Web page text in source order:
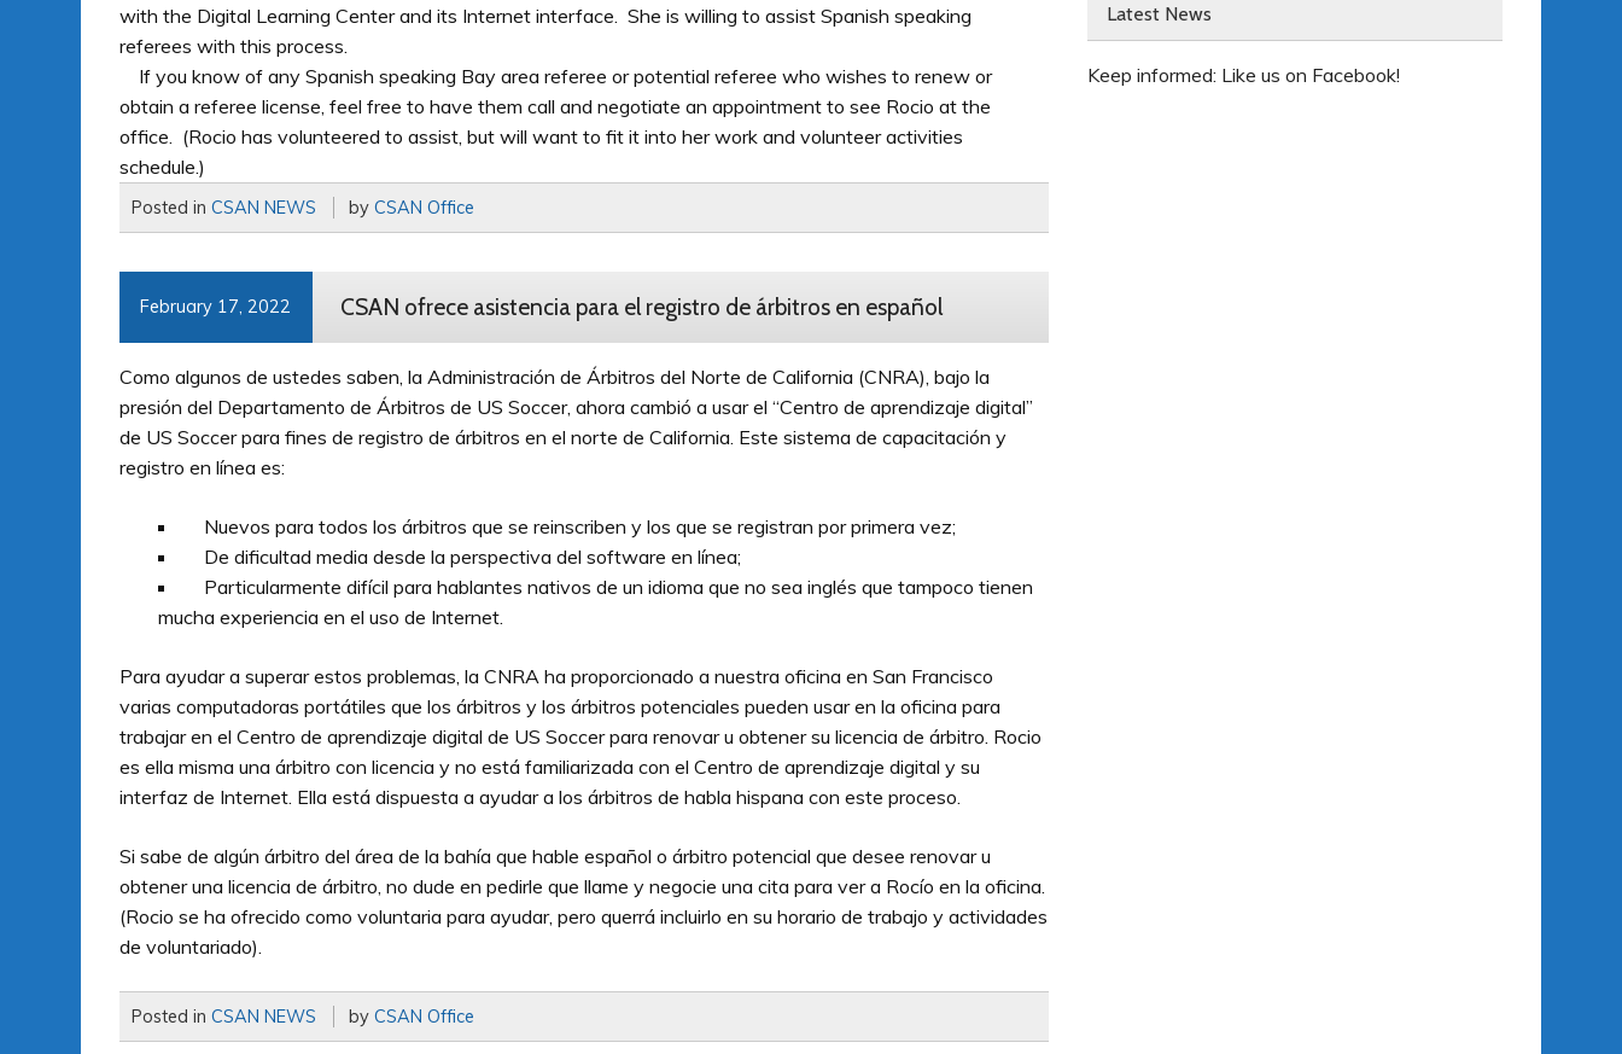
with the Digital Learning Center and its Internet interface. She is willing to assist Spanish speaking
referees with this process.
If you know of any Spanish speaking Bay area referee or potential referee who wishes to renew or
obtain a referee license, feel free to have them call and negotiate an appointment to see Rocio at the
office. (Rocio has volunteered to assist, but will want to fit it into her work and volunteer activities
schedule.)
Posted inCSAN NEWS by CSAN Office
February 17, 2022 CSAN ofrece asistencia para el registro de árbitros en español
Como algunos de ustedes saben, la Administración de Árbitros del Norte de California (CNRA), bajo la
presión del Departamento de Árbitros de US Soccer, ahora cambió a usar el “Centro de aprendizaje digital”
de US Soccer para fines de registro de árbitros en el norte de California. Este sistema de capacitación y
registro en línea es:
Nuevos para todos los árbitros que se reinscriben y los que se registran por primera vez;
De dificultad media desde la perspectiva del software en línea;
Particularmente difícil para hablantes nativos de un idioma que no sea inglés que tampoco tienen
mucha experiencia en el uso de Internet.
Para ayudar a superar estos problemas, la CNRA ha proporcionado a nuestra oficina en San Francisco
varias computadoras portátiles que los árbitros y los árbitros potenciales pueden usar en la oficina para
trabajar en el Centro de aprendizaje digital de US Soccer para renovar u obtener su licencia de árbitro. Rocio
es ella misma una árbitro con licencia y no está familiarizada con el Centro de aprendizaje digital y su
interfaz de Internet. Ella está dispuesta a ayudar a los árbitros de habla hispana con este proceso.
Si sabe de algún árbitro del área de la bahía que hable español o árbitro potencial que desee renovar u
obtener una licencia de árbitro, no dude en pedirle que llame y negocie una cita para ver a Rocío en la oficina.
(Rocio se ha ofrecido como voluntaria para ayudar, pero querrá incluirlo en su horario de trabajo y actividades
de voluntariado).
Posted inCSAN NEWS by CSAN Office
Latest News
Keep informed: Like us on Facebook!